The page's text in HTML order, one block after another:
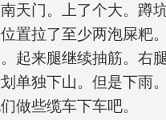
天门。上了个大。蹲
置拉了至少两泡屎粑
起来腿继续抽筋。右腿
单独下山。但是下雨
做些缆车下车吧。